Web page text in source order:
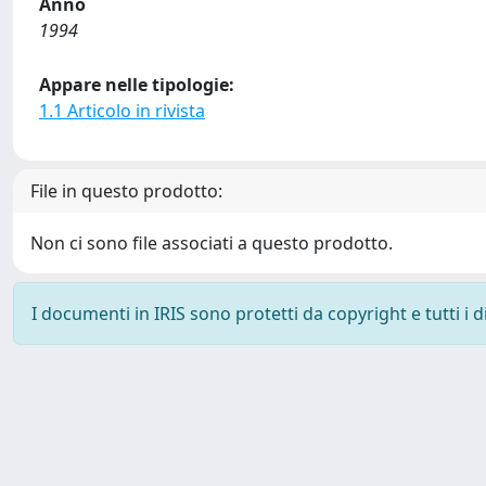
1994
Appare nelle tipologie:
1.1 Articolo in rivista
File in questo prodotto:
Non ci sono file associati a questo prodotto.
I documenti in IRIS sono protetti da copyright e tutti i